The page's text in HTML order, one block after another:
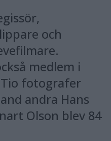
och
medlem i
fotografer
andra Hans
Olson blev 84